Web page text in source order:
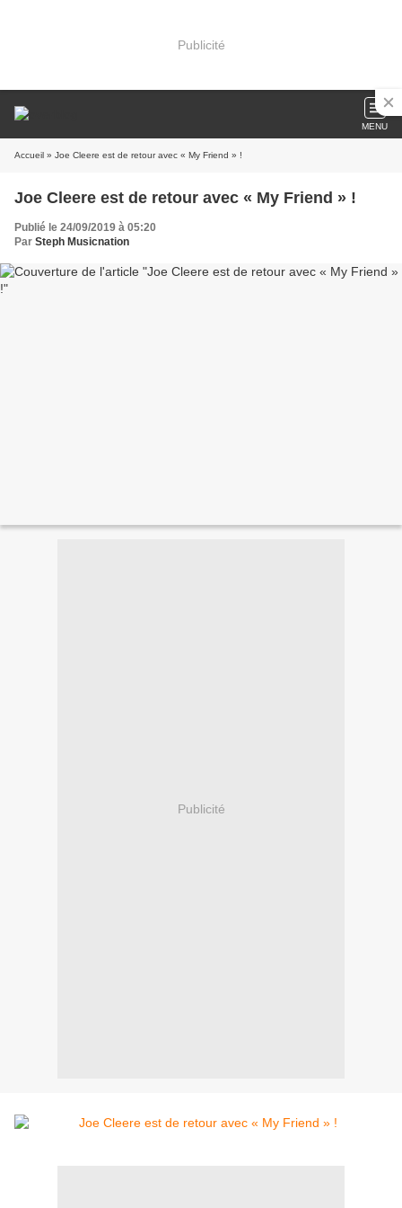
Publicité
MENU
Accueil » Joe Cleere est de retour avec « My Friend » !
Joe Cleere est de retour avec « My Friend » !
Publié le 24/09/2019 à 05:20
Par Steph Musicnation
Publicité